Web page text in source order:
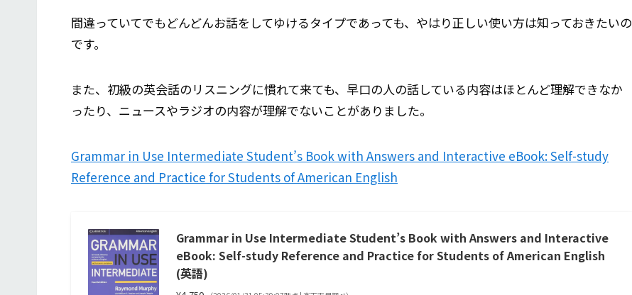
間違っていてでもどんどんお話をしてゆけるタイプであっても、やはり正しい使い方は知っておきたいの
です。
また、初級の英会話のリスニングに慣れて来ても、早口の人の話している内容はほとんど理解できなか
ったり、ニュースやラジオの内容が理解でないことがありました。
Grammar in Use Intermediate Student’s Book with Answers and Interactive eBook: Self-study
Reference and Practice for Students of American English
Grammar in Use Intermediate Student’s Book with Answers and Interactive
eBook: Self-study Reference and Practice for Students of American English
(英語)